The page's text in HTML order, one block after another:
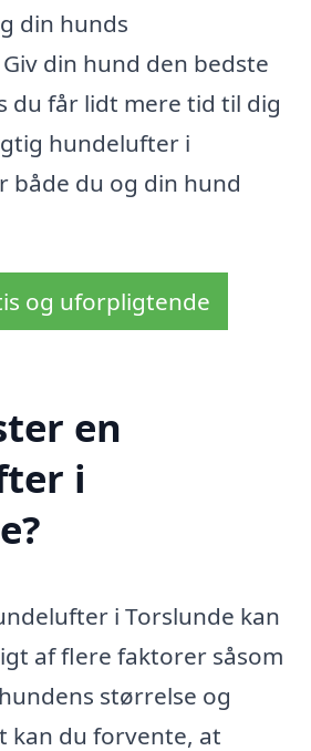
din hunds
din hund den bedste
du får lidt mere tid til dig
hundelufter i
både du og din hund
og uforpligtende
en
i
i Torslunde kan
af flere faktorer såsom
størrelse og
kan du forvente, at